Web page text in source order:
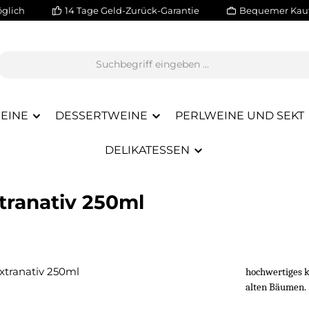
14 Tage Geld-Zurück-Garantie Bequemer
DESSERTWEINE PERLWEINE UND SEKT
DELIKATESSEN
250ml
hochwertiges
alten Bäumen.